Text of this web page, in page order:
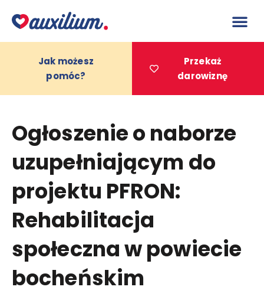
treści
Jak możesz
pomóc?
Przekaż
darowiznę
Ogłoszenie o naborze
uzupełniającym do
projektu PFRON:
Rehabilitacja
społeczna w powiecie
bocheńskim